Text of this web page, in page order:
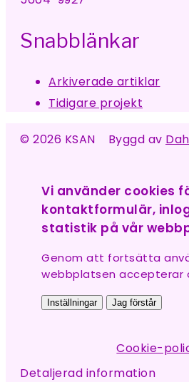
Snabblänkar
Arkiverade artiklar
Tidigare projekt
© 2026 KSAN Byggd av
Vi använder cookies
kontaktformulär,
statistik på vår
Genom att fortsätta
webbplatsen accepterar
Inställningar Jag förstår
Cookie-
Detaljerad information